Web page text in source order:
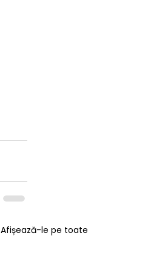
Afișează-le pe toate